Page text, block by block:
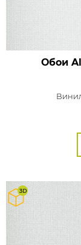
Обои